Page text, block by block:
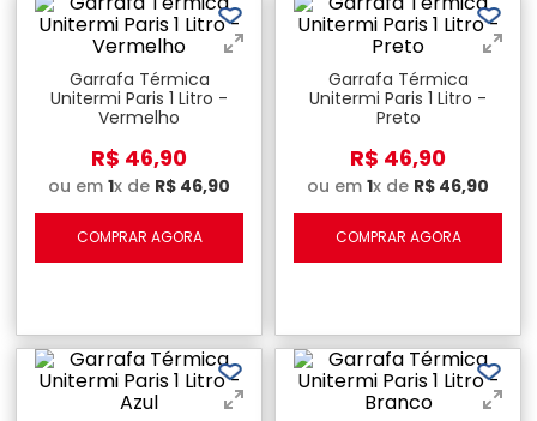
Garrafa Térmica
Unitermi Paris 1 Litro -
Vermelho
R$ 46,90
ou em 1x de R$ 46,90
COMPRAR AGORA
Garrafa Térmica
Unitermi Paris 1 Litro -
Preto
R$ 46,90
ou em 1x de R$ 46,90
COMPRAR AGORA